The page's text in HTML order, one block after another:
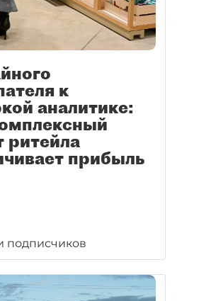
к
аналитике:
ритейла
прибыль
подписчиков